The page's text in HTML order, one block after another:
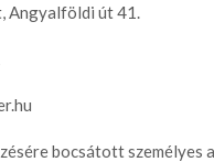
Angyalföldi út 41.
bocsátott